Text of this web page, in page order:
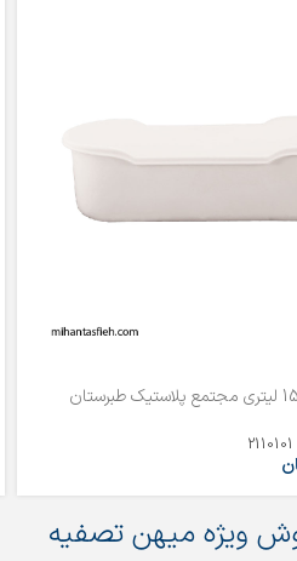
2110101
ویژه میهن تصفیه